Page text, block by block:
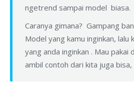
ngetrend sampai model biasa.
Caranya gimana? Gampang
Model yang kamu inginkan, lalu
yang anda inginkan . Mau pakai
ambil contoh dari kita juga bisa,